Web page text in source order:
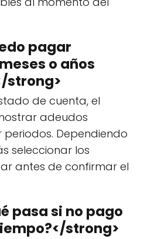
pagar
o años
strong>
de cuenta, el
adeudos
Dependiendo
seleccionar los
antes de confirmar el
pasa si no pago
strong>